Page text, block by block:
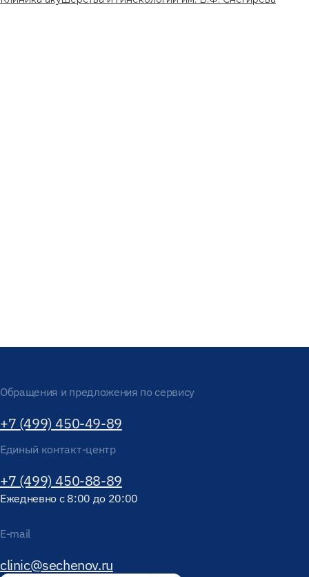
Обращения и предложения по сервису
+7 (499) 450-49-89
Единый контакт-центр
+7 (499) 450-88-89
Ежедневно с 8:00 до 20:00
E-mail
clinic@sechenov.ru